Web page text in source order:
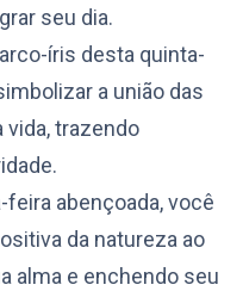
seu dia.
íris desta quinta-
a união das
vida, trazendo
abençoada, você
da natureza ao
alma e enchendo seu